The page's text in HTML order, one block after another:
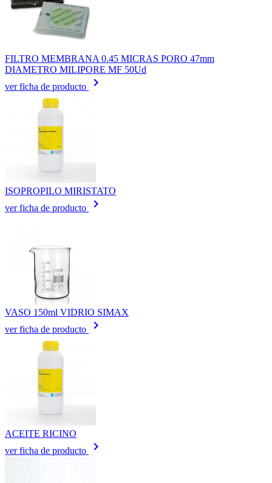
FILTRO MEMBRANA 0.45 MICRAS PORO 47mm
DIAMETRO MILIPORE MF 50Ud
ver ficha de producto
keyboard_arrow_right
ISOPROPILO MIRISTATO
ver ficha de producto
keyboard_arrow_right
VASO 150ml VIDRIO SIMAX
ver ficha de producto
keyboard_arrow_right
ACEITE RICINO
ver ficha de producto
keyboard_arrow_right